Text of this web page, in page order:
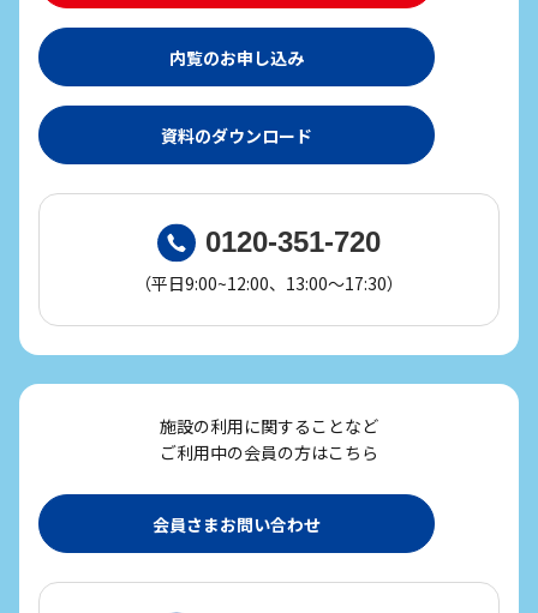
内覧のお申し込み
資料のダウンロード
0120-351-720
（平日9:00~12:00、13:00～17:30）
施設の利用に関することなど
ご利用中の会員の方はこちら
会員さまお問い合わせ